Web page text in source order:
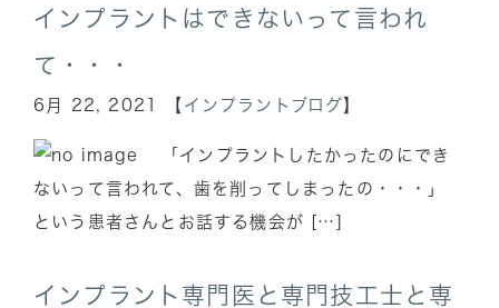
インプラントはできないって言われ
て・・・
6月 22, 2021 【 インプラントブログ 】
「インプラントしたかったのにでき
ないって言われて、歯を削ってしまったの・・・」
という患者さんとお話する機会が […]
インプラント専門医と専門技工士と専